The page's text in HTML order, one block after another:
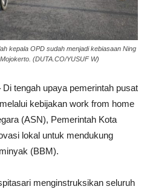
kepala OPD sudah menjadi kebiasaan Ning
(DUTA.CO/YUSUF W)
Di tengah upaya pemerintah pusat
kebijakan work from home
(ASN), Pemerintah Kota
lokal untuk mendukung
(BBM).
menginstruksikan seluruh